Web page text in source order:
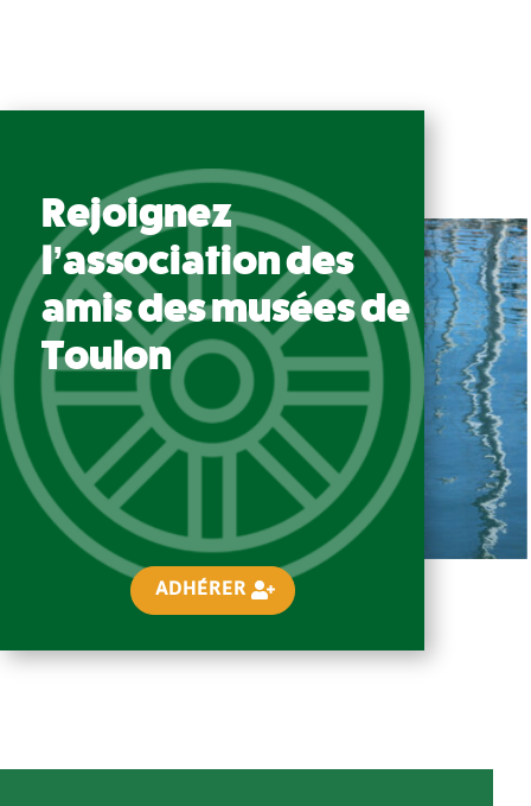
Rejoignez
l’association des
amis des musées de
Toulon
ADHÉRER